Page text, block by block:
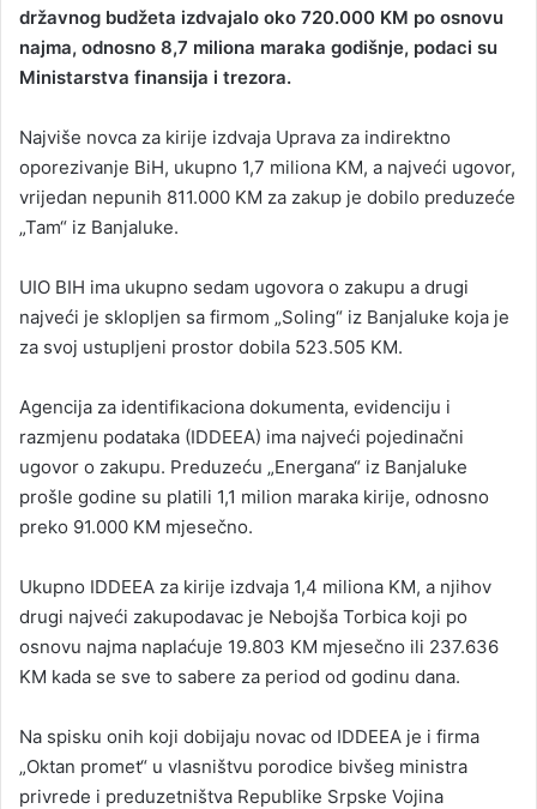
državnog budžeta izdvajalo oko 720.000 KM po osnovu
najma, odnosno 8,7 miliona maraka godišnje, podaci su
Ministarstva finansija i trezora.
Najviše novca za kirije izdvaja Uprava za indirektno
oporezivanje BiH, ukupno 1,7 miliona KM, a najveći ugovor,
vrijedan nepunih 811.000 KM za zakup je dobilo preduzeće
„Tam“ iz Banjaluke.
UIO BIH ima ukupno sedam ugovora o zakupu a drugi
najveći je sklopljen sa firmom „Soling“ iz Banjaluke koja je
za svoj ustupljeni prostor dobila 523.505 KM.
Agencija za identifikaciona dokumenta, evidenciju i
razmjenu podataka (IDDEEA) ima najveći pojedinačni
ugovor o zakupu. Preduzeću „Energana“ iz Banjaluke
prošle godine su platili 1,1 milion maraka kirije, odnosno
preko 91.000 KM mjesečno.
Ukupno IDDEEA za kirije izdvaja 1,4 miliona KM, a njihov
drugi najveći zakupodavac je Nebojša Torbica koji po
osnovu najma naplaćuje 19.803 KM mjesečno ili 237.636
KM kada se sve to sabere za period od godinu dana.
Na spisku onih koji dobijaju novac od IDDEEA je i firma
„Oktan promet“ u vlasništvu porodice bivšeg ministra
privrede i preduzetništva Republike Srpske Vojina